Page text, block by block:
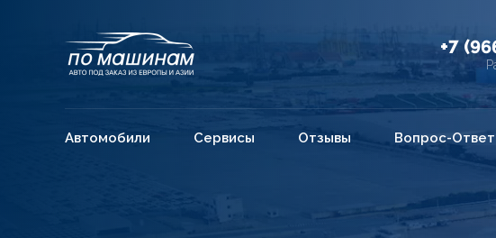
+7
Автомобили Сервисы Отзывы Вопрос-Ответ